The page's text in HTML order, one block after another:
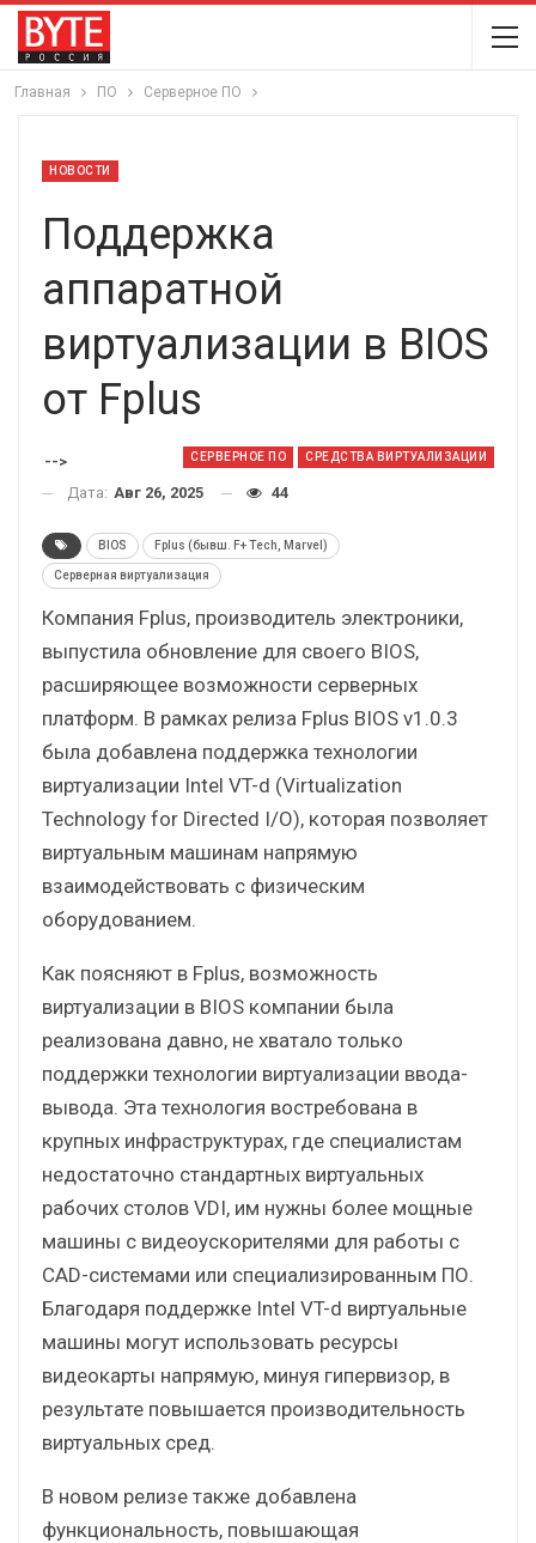
Главная ПО Серверное ПО
НОВОСТИ
Поддержка
аппаратной
виртуализации в BIOS
от Fplus
СЕРВЕРНОЕ ПО СРЕДСТВА ВИРТУАЛИЗАЦИИ
-->
Дата: Авг 26, 2025 44
BIOS Fplus (бывш. F+ Tech, Marvel)
Серверная виртуализация
Компания Fplus, производитель электроники,
выпустила обновление для своего BIOS,
расширяющее возможности серверных
платформ. В рамках релиза Fplus BIOS v1.0.3
была добавлена поддержка технологии
виртуализации Intel VT-d (Virtualization
Technology for Directed I/O), которая позволяет
виртуальным машинам напрямую
взаимодействовать с физическим
оборудованием.
Как поясняют в Fplus, возможность
виртуализации в BIOS компании была
реализована давно, не хватало только
поддержки технологии виртуализации ввода-
вывода. Эта технология востребована в
крупных инфраструктурах, где специалистам
недостаточно стандартных виртуальных
рабочих столов VDI, им нужны более мощные
машины с видеоускорителями для работы с
CAD-системами или специализированным ПО.
Благодаря поддержке Intel VT-d виртуальные
машины могут использовать ресурсы
видеокарты напрямую, минуя гипервизор, в
результате повышается производительность
виртуальных сред.
В новом релизе также добавлена
функциональность, повышающая